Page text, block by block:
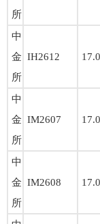
所
中
金
所
IH2612
中
金
所
IM2607
中
金
所
IM2608